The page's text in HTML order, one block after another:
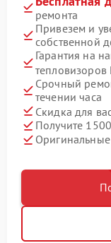
ремонта
Привезем и
собственной
Гарантия на
Срочный
течении часа
Скидка для
Получите